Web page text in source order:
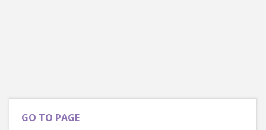
GO TO PAGE